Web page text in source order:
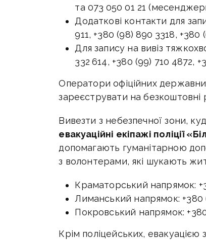
та 073 050 01 21
Додаткові контакти для
911, +380 (98) 890 3318, +380
Для запису на вивіз
332 614, +380 (99) 710 4872,
Оператори офіційних
зареєструвати на безкоштовні
Вивезти з небезпечної зони,
евакуаційні екіпажі поліції
допомагають гуманітарною
з волонтерами, які шукають
Краматорський напрямок:
Лиманський напрямок: +380
Покровський напрямок:
Крім поліцейських,